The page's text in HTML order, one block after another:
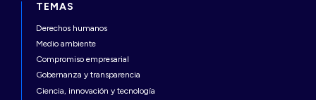
TEMAS
Derechos humanos
Medio ambiente
Compromiso empresarial
Gobernanza y transparencia
Ciencia, innovación y tecnología